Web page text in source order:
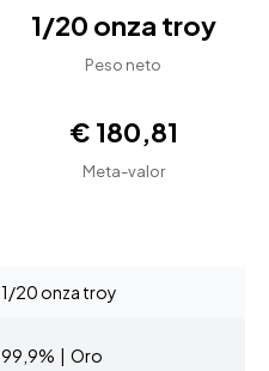
1/20 onza troy
Peso neto
€ 180,81
Meta-valor
1/20 onza troy
99,9% | Oro